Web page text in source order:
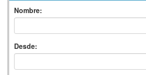
Nombre:
Desde: